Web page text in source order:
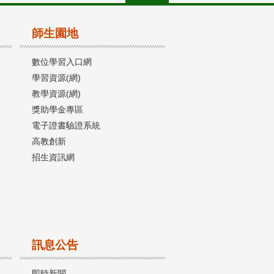
師生園地
數位學習入口網
學習資源(網)
教學資源(網)
獎助學金專區
電子證書驗證系統
高教創新
招生資訊網
訊息公告